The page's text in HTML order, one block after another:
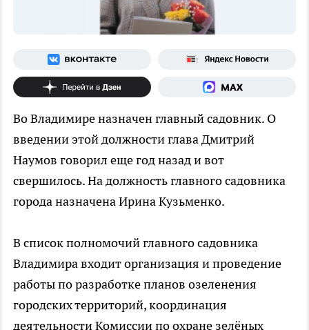
Во Владимире назначен главный садовник. О
введении этой должности глава Дмитрий
Наумов говорил еще год назад и вот
свершилось. На должность главного садовника
города назначена Ирина Кузьменко.
В список полномочий главного садовника
Владимира входит организация и проведение
работы по разработке планов озеленения
городских территорий, координация
деятельности Комиссии по охране зелёных